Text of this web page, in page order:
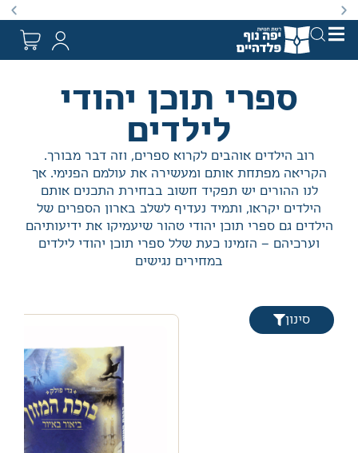
באתר מוצעים מוצרים במחירים נמוכים ומוזלים מהמחיר
ספרי תוכן יהודי
לילדים
רוב הילדים אוהבים לקרוא ספרים, וזה דבר מבורך.
הקריאה מפתחת אותם ומעשירה את עולמם הפנימי. אך
לנו ההורים יש תפקיד חשוב בבחירת התכנים אותם
הילדים יקראו, ותמיד נעדיף לשלב בארון הספרים של
הילדים גם ספרי תוכן יהודי טהור שיעמיקו את ידיעותיהם
וערכיהם – הזמינו כעת שלל ספרי תוכן יהודי לילדים
במחירים נגישים
סינון